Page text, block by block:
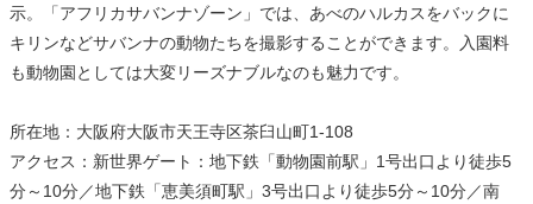
示。「アフリカサバンナゾーン」では、あべのハルカスをバックに
キリンなどサバンナの動物たちを撮影することができます。入園料
も動物園としては大変リーズナブルなのも魅力です。
所在地：大阪府大阪市天王寺区茶臼山町1-108
アクセス：新世界ゲート：地下鉄「動物園前駅」1号出口より徒歩5
分～10分／地下鉄「恵美須町駅」3号出口より徒歩5分～10分／南